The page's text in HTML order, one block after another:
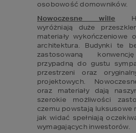
Nowoczesne wille
wyróżniają duże
materiały wykończeniowe
architektura. Budynki te
zastosowaną
przypadną do gustu
przestrzeni oraz
projektowych.
oraz materiały dają
szerokie możliwości
czemu powstają luksusowe
jak widać spełniają
wymagających inwestorów.